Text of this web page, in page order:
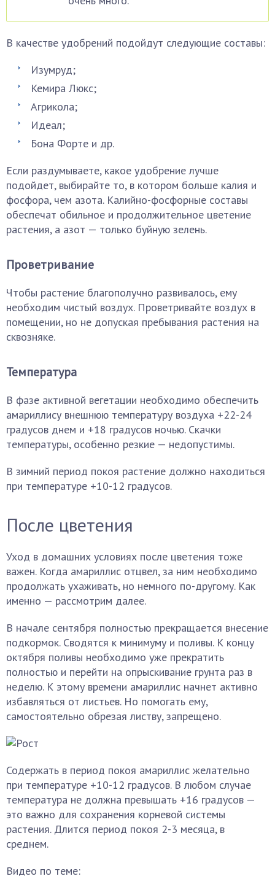
В качестве удобрений подойдут следующие составы:
Изумруд;
Кемира Люкс;
Агрикола;
Идеал;
Бона Форте и др.
Если раздумываете, какое удобрение лучше
подойдет, выбирайте то, в котором больше калия и
фосфора, чем азота. Калийно-фосфорные составы
обеспечат обильное и продолжительное цветение
растения, а азот — только буйную зелень.
Проветривание
Чтобы растение благополучно развивалось, ему
необходим чистый воздух. Проветривайте воздух в
помещении, но не допуская пребывания растения на
сквозняке.
Температура
В фазе активной вегетации необходимо обеспечить
амариллису внешнюю температуру воздуха +22-24
градусов днем и +18 градусов ночью. Скачки
температуры, особенно резкие — недопустимы.
В зимний период покоя растение должно находиться
при температуре +10-12 градусов.
После цветения
Уход в домашних условиях после цветения тоже
важен. Когда амариллис отцвел, за ним необходимо
продолжать ухаживать, но немного по-другому. Как
именно — рассмотрим далее.
В начале сентября полностью прекращается внесение
подкормок. Сводятся к минимуму и поливы. К концу
октября поливы необходимо уже прекратить
полностью и перейти на опрыскивание грунта раз в
неделю. К этому времени амариллис начнет активно
избавляться от листьев. Но помогать ему,
самостоятельно обрезая листву, запрещено.
Содержать в период покоя амариллис желательно
при температуре +10-12 градусов. В любом случае
температура не должна превышать +16 градусов —
это важно для сохранения корневой системы
растения. Длится период покоя 2-3 месяца, в
среднем.
Видео по теме: